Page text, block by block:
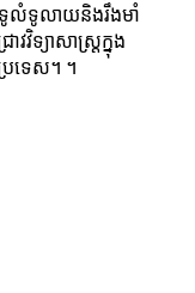
ទូលំទូលាយនិងរឹងមាំ
វិទ្យាសាស្ត្រក្នុង
រទេស។ ។